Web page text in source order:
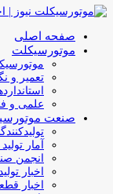
صفحه اصلی
موتورسیکلت
تعمیر و
علمی و
صنعت
آمار
انجمن
اخبار
اخبار